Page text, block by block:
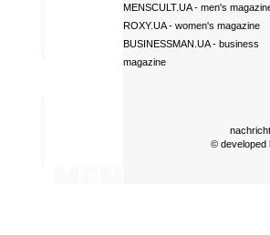
MENSCULT.UA- men's
ROXY.UA- women's magazine
BUSINESSMAN.UA- business
magazine
© developed